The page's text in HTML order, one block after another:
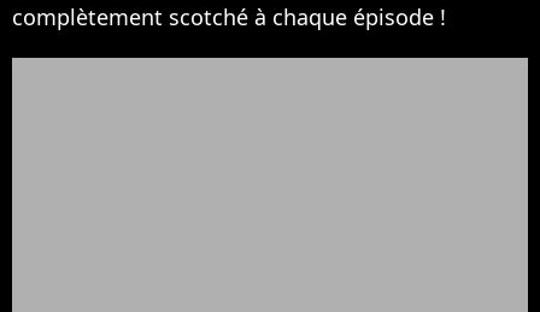
complètement scotché à chaque épisode !